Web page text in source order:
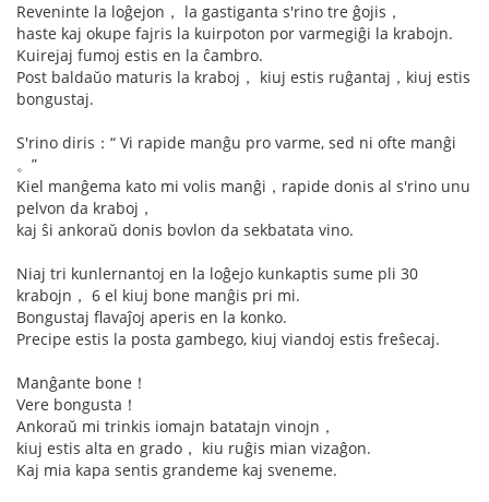
Reveninte la loĝejon， la gastiganta s'rino tre ĝojis，
haste kaj okupe fajris la kuirpoton por varmegiĝi la krabojn.
Kuirejaj fumoj estis en la ĉambro.
Post baldaŭo maturis la kraboj， kiuj estis ruĝantaj，kiuj estis
bongustaj.
S'rino diris：“ Vi rapide manĝu pro varme, sed ni ofte manĝi
。”
Kiel manĝema kato mi volis manĝi，rapide donis al s'rino unu
pelvon da kraboj，
kaj ŝi ankoraŭ donis bovlon da sekbatata vino.
Niaj tri kunlernantoj en la loĝejo kunkaptis sume pli 30
krabojn， 6 el kiuj bone manĝis pri mi.
Bongustaj flavaĵoj aperis en la konko.
Precipe estis la posta gambego, kiuj viandoj estis freŝecaj.
Manĝante bone！
Vere bongusta！
Ankoraŭ mi trinkis iomajn batatajn vinojn，
kiuj estis alta en grado， kiu ruĝis mian vizaĝon.
Kaj mia kapa sentis grandeme kaj sveneme.